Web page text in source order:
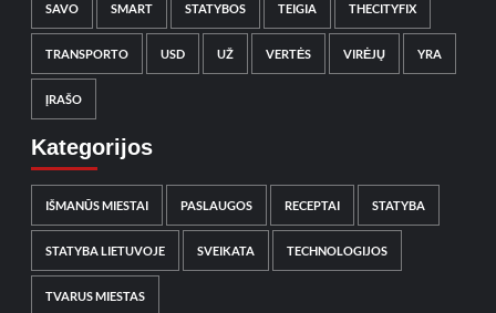
SAVO SMART STATYBOS TEIGIA THECITYFIX
TRANSPORTO USD UŽ VERTĖS VIRĖJŲ YRA
ĮRAŠO
Kategorijos
IŠMANŪS MIESTAI PASLAUGOS RECEPTAI STATYBA
STATYBA LIETUVOJE SVEIKATA TECHNOLOGIJOS
TVARUS MIESTAS